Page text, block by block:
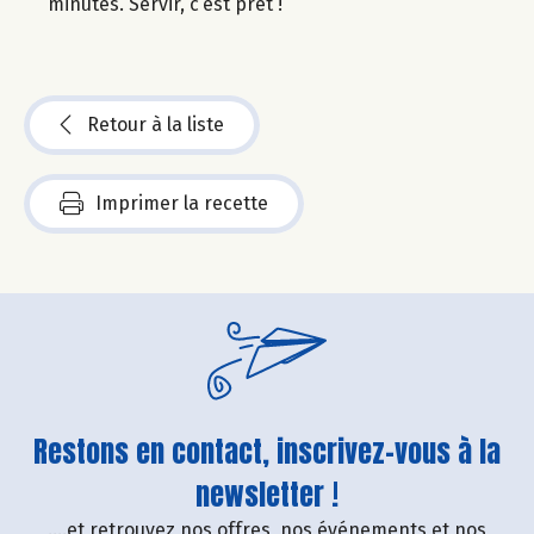
Retour à la liste
Imprimer la recette
Restons en contact, inscrivez-vous à la
newsletter !